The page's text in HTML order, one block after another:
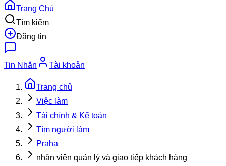
Trang Chủ
Tìm kiếm
Đăng tin
Tin Nhắn Tài khoản
Trang chủ
Việc làm
Tài chính & Kế toán
Tìm người làm
Praha
nhân viên quản lý và giao tiếp khách hàng